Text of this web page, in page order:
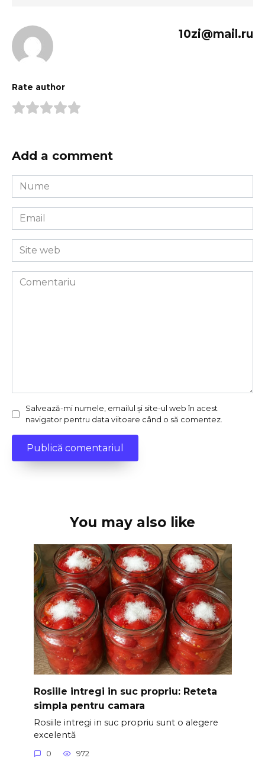
10zi@mail.ru
Rate author
Add a comment
Nume
*
Email
*
Site
web
Comentariu
Salvează-mi numele, emailul și site-ul web în acest
navigator pentru data viitoare când o să comentez.
You may also like
Rosiile intregi in suc propriu: Reteta
simpla pentru camara
Rosiile intregi in suc propriu sunt o alegere
excelentă
0 972